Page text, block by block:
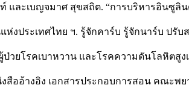
ละเบญจมาศ สุขสถิต. “การบริหารอินซูลินด้
ห่งประเทศไทย ฯ. รู้จักคาร์บ รู้จักนาร์บ ปรั
ผู้ป่วยโรคเบาหวาน และโรคความดันโลหิตสู
สืออ้างอิง เอกสารประกอบการสอน คณะพ